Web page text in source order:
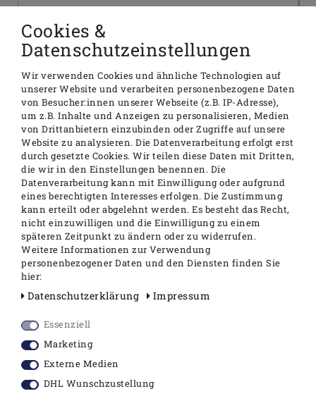
Menge:
In den Warenkorb
Beschreibung
Produktinformationen
Deckel
Farbe: weiß
abnehmbar
ohne Absenkautomatik
Cookies &
Datenschutzeinstellungen
Wir verwenden Cookies und ähnliche Technologien auf
unserer Website und verarbeiten personenbezogene Daten
von Besucher:innen unserer Webseite (z.B. IP-Adresse),
um z.B. Inhalte und Anzeigen zu personalisieren, Medien
von Drittanbietern einzubinden oder Zugriffe auf unsere
Website zu analysieren. Die Datenverarbeitung erfolgt erst
durch gesetzte Cookies. Wir teilen diese Daten mit Dritten,
die wir in den Einstellungen benennen. Die
Datenverarbeitung kann mit Einwilligung oder aufgrund
eines berechtigten Interesses erfolgen. Die Zustimmung
kann erteilt oder abgelehnt werden. Es besteht das Recht,
nicht einzuwilligen und die Einwilligung zu einem
späteren Zeitpunkt zu ändern oder zu widerrufen.
Weitere Informationen zur Verwendung
personenbezogener Daten und den Diensten finden Sie
hier:
Daten­schutz­erklärung Impressum
Essenziell
Marketing
Externe Medien
DHL Wunschzustellung